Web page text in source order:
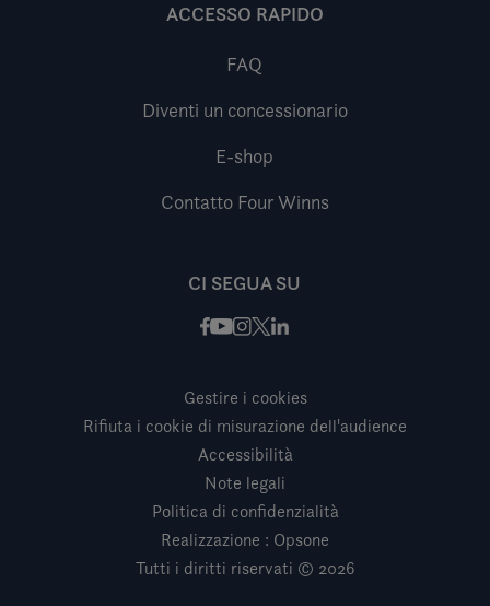
ACCESSO RAPIDO
FAQ
Diventi un concessionario
E-shop
Contatto Four Winns
CI SEGUA SU
Facebook
Youtube
Instagram
X / Twitter
LinkedIn
Tutti i diritti riservati © 2026
Gestire i cookies
Rifiuta i cookie di misurazione dell'audience
Accessibilità
Note legali
Politica di confidenzialità
Realizzazione : Opsone